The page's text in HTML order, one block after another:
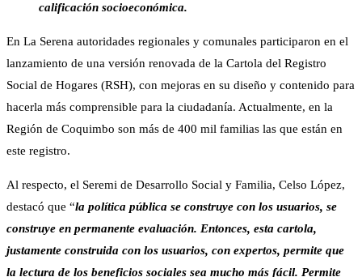
calificación socioeconómica.
En La Serena autoridades regionales y comunales participaron en el
lanzamiento de una versión renovada de la Cartola del Registro
Social de Hogares (RSH), con mejoras en su diseño y contenido para
hacerla más comprensible para la ciudadanía. Actualmente, en la
Región de Coquimbo son más de 400 mil familias las que están en
este registro.
Al respecto, el Seremi de Desarrollo Social y Familia, Celso López,
destacó que “la política pública se construye con los usuarios, se
construye en permanente evaluación. Entonces, esta cartola,
justamente construida con los usuarios, con expertos, permite que
la lectura de los beneficios sociales sea mucho más fácil. Permite